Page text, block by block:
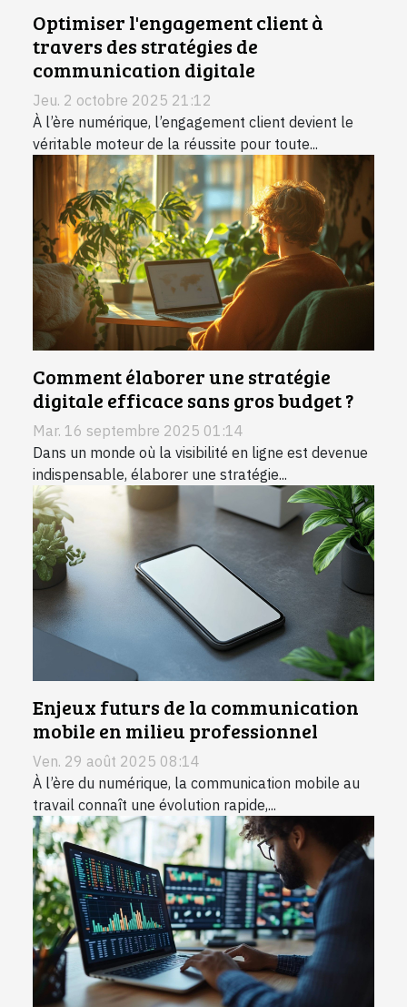
Optimiser l'engagement client à
travers des stratégies de
communication digitale
Jeu. 2 octobre 2025 21:12
À l’ère numérique, l’engagement client devient le
véritable moteur de la réussite pour toute...
Comment élaborer une stratégie
digitale efficace sans gros budget ?
Mar. 16 septembre 2025 01:14
Dans un monde où la visibilité en ligne est devenue
indispensable, élaborer une stratégie...
Enjeux futurs de la communication
mobile en milieu professionnel
Ven. 29 août 2025 08:14
À l’ère du numérique, la communication mobile au
travail connaît une évolution rapide,...